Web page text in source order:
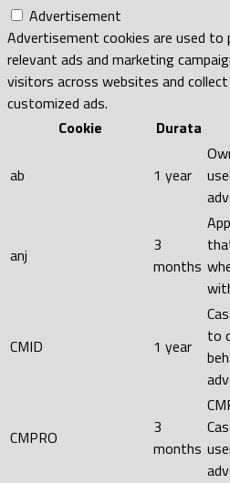
Advertisement
Advertisement cookies are used
relevant ads and marketing
visitors across websites and
customized ads.
Cookie
Durata
ab 1 year
anj
3
months
CMID 1 year
to
CMPRO
3
months